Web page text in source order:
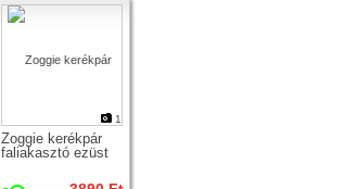
1
Zoggie kerékpár
faliakasztó ezüst